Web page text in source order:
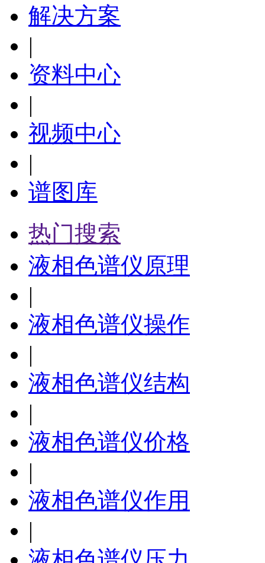
解决方案
|
资料中心
|
视频中心
|
谱图库
热门搜索
液相色谱仪原理
|
液相色谱仪操作
|
液相色谱仪结构
|
液相色谱仪价格
|
液相色谱仪作用
|